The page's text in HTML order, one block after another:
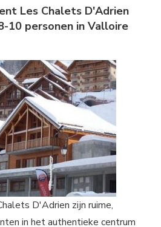
Les Chalets D'Adrien
10 personen in Valloire
D'Adrien zijn ruime,
in het authentieke centrum